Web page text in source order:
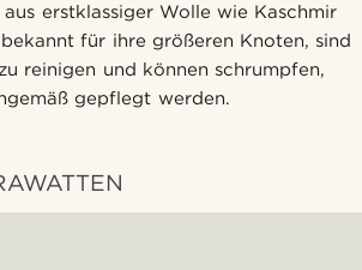
erstklassiger Wolle wie Kaschmir
für ihre größeren Knoten, sind
reinigen und können schrumpfen,
gepflegt werden.